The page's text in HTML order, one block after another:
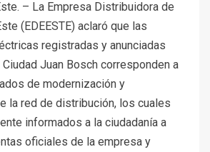
– La Empresa Distribuidora de
(EDEESTE) aclaró que las
registradas y anunciadas
Juan Bosch corresponden a
de modernización y
la red de distribución, los cuales
informados a la ciudadanía a
oficiales de la empresa y